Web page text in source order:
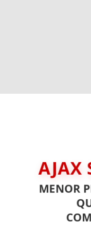
AJAX
MENOR
COM